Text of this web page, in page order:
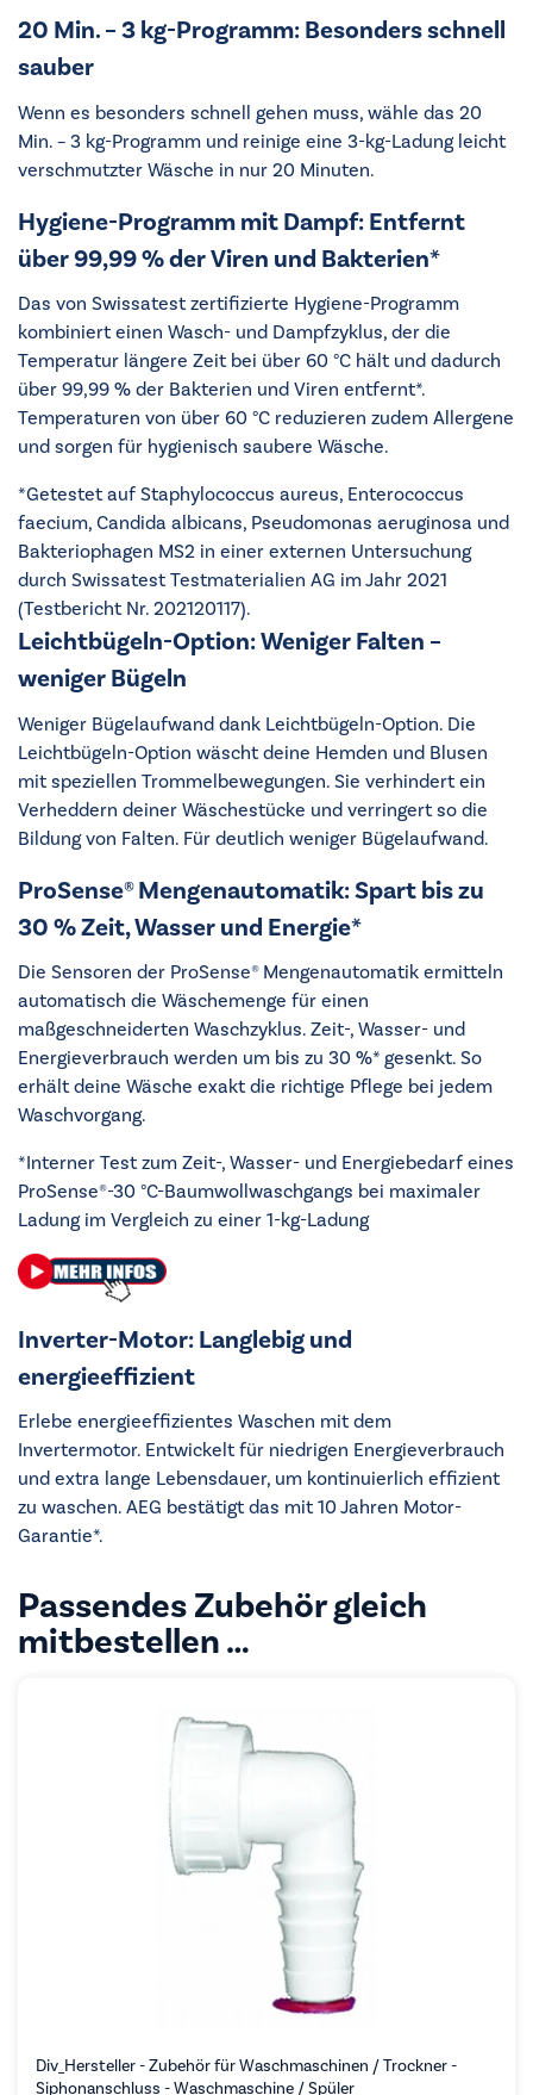
20 Min. – 3 kg-Programm: Besonders schnell
sauber
Wenn es besonders schnell gehen muss, wähle das 20
Min. – 3 kg-Programm und reinige eine 3-kg-Ladung leicht
verschmutzter Wäsche in nur 20 Minuten.
Hygiene-Programm mit Dampf: Entfernt
über 99,99 % der Viren und Bakterien*
Das von Swissatest zertifizierte Hygiene-Programm
kombiniert einen Wasch- und Dampfzyklus, der die
Temperatur längere Zeit bei über 60 °C hält und dadurch
über 99,99 % der Bakterien und Viren entfernt*.
Temperaturen von über 60 °C reduzieren zudem Allergene
und sorgen für hygienisch saubere Wäsche.
*Getestet auf Staphylococcus aureus, Enterococcus
faecium, Candida albicans, Pseudomonas aeruginosa und
Bakteriophagen MS2 in einer externen Untersuchung
durch Swissatest Testmaterialien AG im Jahr 2021
(Testbericht Nr. 202120117).
Leichtbügeln-Option: Weniger Falten –
weniger Bügeln
Weniger Bügelaufwand dank Leichtbügeln-Option. Die
Leichtbügeln-Option wäscht deine Hemden und Blusen
mit speziellen Trommelbewegungen. Sie verhindert ein
Verheddern deiner Wäschestücke und verringert so die
Bildung von Falten. Für deutlich weniger Bügelaufwand.
ProSense® Mengenautomatik: Spart bis zu
30 % Zeit, Wasser und Energie*
Die Sensoren der ProSense® Mengenautomatik ermitteln
automatisch die Wäschemenge für einen
maßgeschneiderten Waschzyklus. Zeit-, Wasser- und
Energieverbrauch werden um bis zu 30 %* gesenkt. So
erhält deine Wäsche exakt die richtige Pflege bei jedem
Waschvorgang.
*Interner Test zum Zeit-, Wasser- und Energiebedarf eines
ProSense®-30 °C-Baumwollwaschgangs bei maximaler
Ladung im Vergleich zu einer 1-kg-Ladung
Inverter-Motor: Langlebig und
energieeffizient
Erlebe energieeffizientes Waschen mit dem
Invertermotor. Entwickelt für niedrigen Energieverbrauch
und extra lange Lebensdauer, um kontinuierlich effizient
zu waschen. AEG bestätigt das mit 10 Jahren Motor-
Garantie*.
Passendes Zubehör gleich
mitbestellen …
Div_Hersteller - Zubehör für Waschmaschinen / Trockner -
Siphonanschluss - Waschmaschine / Spüler